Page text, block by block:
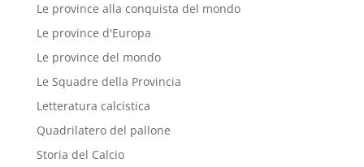
Le province alla conquista del mondo
Le province d'Europa
Le province del mondo
Le Squadre della Provincia
Letteratura calcistica
Quadrilatero del pallone
Storia del Calcio